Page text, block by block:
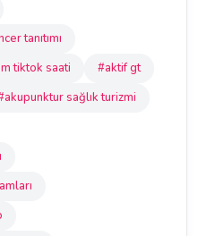
tanıtımı
tiktok saati
#aktif gt
sağlık turizmi